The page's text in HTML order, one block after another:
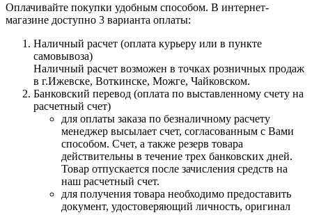
Оплачивайте покупки удобным способом. В интернет-
магазине доступно 3 варианта оплаты:
Наличный расчет (оплата курьеру или в пункте
самовывоза)
Наличный расчет возможен в точках розничных продаж
в г.Ижевске, Воткинске, Можге, Чайковском.
Банковский перевод (оплата по выставленному счету на
расчетный счет)
для оплаты заказа по безналичному расчету
менеджер высылает счет, согласованным с Вами
способом. Счет, а также резерв товара
действительны в течение трех банковских дней.
Товар отпускается после зачисления средств на
наш расчетный счет.
для получения товара необходимо предоставить
документ, удостоверяющий личность, оригинал